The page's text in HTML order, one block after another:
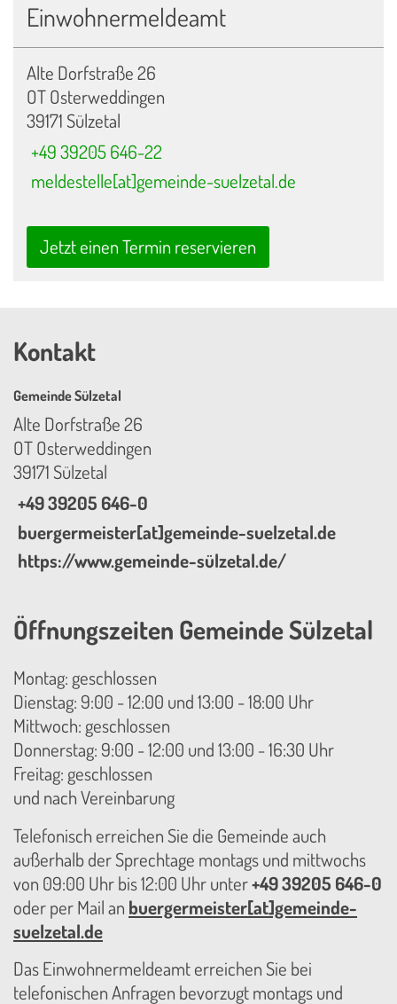
Einwohnermeldeamt
Alte Dorfstraße 26
OT Osterweddingen
39171 Sülzetal
+49 39205 646-22
meldestelle[at]gemeinde-suelzetal.de
Jetzt einen Termin reservieren
Kontakt
Gemeinde Sülzetal
Alte Dorfstraße 26
OT Osterweddingen
39171 Sülzetal
+49 39205 646-0
buergermeister[at]gemeinde-suelzetal.de
https://www.gemeinde-sülzetal.de/
Öffnungszeiten Gemeinde Sülzetal
Montag: geschlossen
Dienstag: 9:00 - 12:00 und 13:00 - 18:00 Uhr
Mittwoch: geschlossen
Donnerstag: 9:00 - 12:00 und 13:00 - 16:30 Uhr
Freitag: geschlossen
und nach Vereinbarung
Telefonisch erreichen Sie die Gemeinde auch
außerhalb der Sprechtage montags und mittwochs
von 09:00 Uhr bis 12:00 Uhr unter+49 39205 646-0
oder per Mail an buergermeister[at]gemeinde-
suelzetal.de
Das Einwohnermeldeamt erreichen Sie bei
telefonischen Anfragen bevorzugt montags und